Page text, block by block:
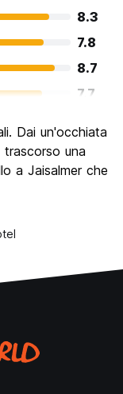
8.3
7.8
8.7
7.7
9.1
5.5
Dai un'occhiata
una
a Jaisalmer che